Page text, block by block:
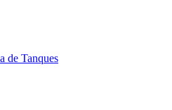
de Tanques